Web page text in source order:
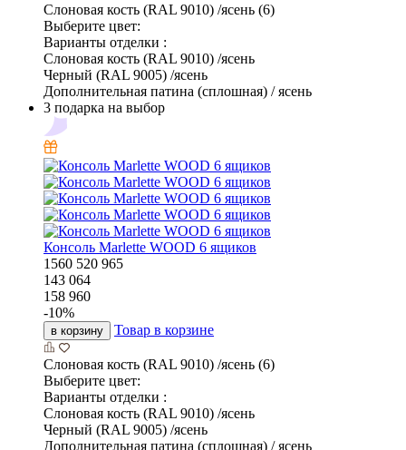
Слоновая кость (RAL 9010) /ясень (6)
Выберите цвет:
Варианты отделки :
Слоновая кость (RAL 9010) /ясень
Черный (RAL 9005) /ясень
Дополнительная патина (сплошная) / ясень
3 подарка на выбор
Консоль Marlette WOOD 6 ящиков
1560 520 965
143 064
158 960
-10%
в корзину Товар в корзине
Слоновая кость (RAL 9010) /ясень (6)
Выберите цвет:
Варианты отделки :
Слоновая кость (RAL 9010) /ясень
Черный (RAL 9005) /ясень
Дополнительная патина (сплошная) / ясень